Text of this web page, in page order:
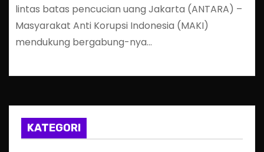
lintas batas pencucian uang Jakarta (ANTARA) –
Masyarakat Anti Korupsi Indonesia (MAKI)
mendukung bergabung-nya…
KATEGORI